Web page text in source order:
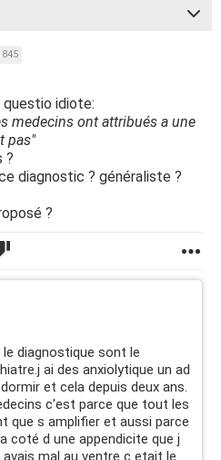
845
questio idiote:
medecins ont attribués a une
pas"
?
diagnostic ? généraliste ?
?
diagnostique sont le
ai des anxiolytique un ad
et cela depuis deux ans.
c'est parce que tout les
que s amplifier et aussi parce
coté d une appendicite que j
mal au ventre c etait le